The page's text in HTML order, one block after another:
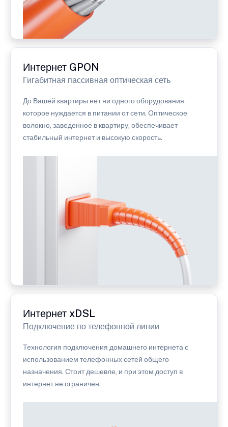
Интернет GPON
Гигабитная пассивная оптическая сеть
До Вашей квартиры нет ни одного оборудования,
которое нуждается в питании от сети. Оптическое
волокно, заведенное в квартиру, обеспечивает
стабильный интернет и высокую скорость.
Интернет xDSL
Подключение по телефонной линии
Технология подключения домашнего интернета с
использованием телефонных сетей общего
назначения. Стоит дешевле, и при этом доступ в
интернет не ограничен.